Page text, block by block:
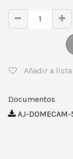
Añadir a
Documentos
AJ-